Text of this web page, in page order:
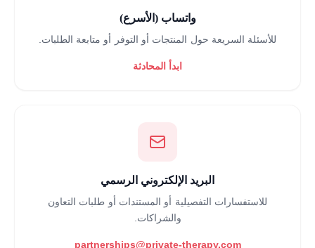
واتساب (الأسرع)
للأسئلة السريعة حول المنتجات أو التوفر أو متابعة الطلبات.
ابدأ المحادثة
البريد الإلكتروني الرسمي
للاستفسارات التفصيلية أو المستندات أو طلبات التعاون
والشراكات.
partnerships@private-therapy.com